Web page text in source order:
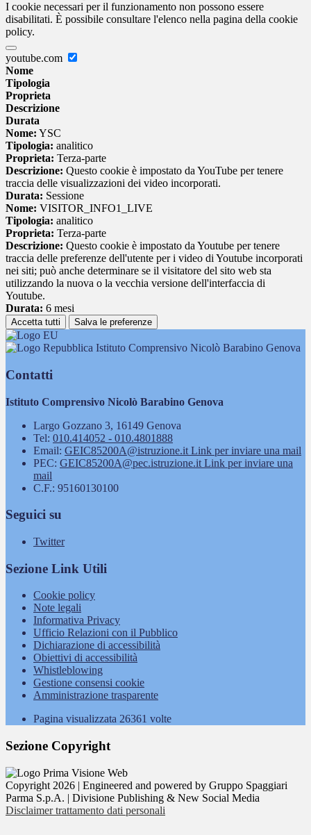
I cookie necessari per il funzionamento non possono essere
disabilitati. È possibile consultare l'elenco nella pagina della cookie
policy.
youtube.com
Nome
Tipologia
Proprieta
Descrizione
Durata
Nome: YSC
Tipologia: analitico
Proprieta: Terza-parte
Descrizione: Questo cookie è impostato da YouTube per tenere
traccia delle visualizzazioni dei video incorporati.
Durata: Sessione
Nome: VISITOR_INFO1_LIVE
Tipologia: analitico
Proprieta: Terza-parte
Descrizione: Questo cookie è impostato da Youtube per tenere
traccia delle preferenze dell'utente per i video di Youtube incorporati
nei siti; può anche determinare se il visitatore del sito web sta
utilizzando la nuova o la vecchia versione dell'interfaccia di
Youtube.
Durata: 6 mesi
Accetta tutti Salva le preferenze
Istituto Comprensivo Nicolò Barabino Genova
Contatti
Istituto Comprensivo Nicolò Barabino Genova
Largo Gozzano 3, 16149 Genova
Tel: 010.414052 - 010.4801888
Email: GEIC85200A@istruzione.it Link per inviare una mail
PEC: GEIC85200A@pec.istruzione.it Link per inviare una
mail
C.F.: 95160130100
Seguici su
Twitter
Sezione Link Utili
Cookie policy
Note legali
Informativa Privacy
Ufficio Relazioni con il Pubblico
Dichiarazione di accessibilità
Obiettivi di accessibilità
Whistleblowing
Gestione consensi cookie
Amministrazione trasparente
Pagina visualizzata 26361 volte
Sezione Copyright
Copyright 2026 | Engineered and powered by Gruppo Spaggiari
Parma S.p.A. | Divisione Publishing & New Social Media
Disclaimer trattamento dati personali